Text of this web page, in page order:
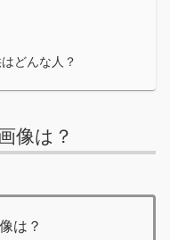
どんな人？
像は？
は？